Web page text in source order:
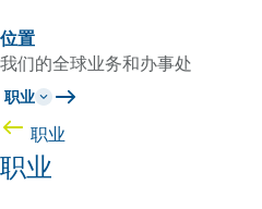
位置
我们的全球业务和办事处
职业
职业
职业